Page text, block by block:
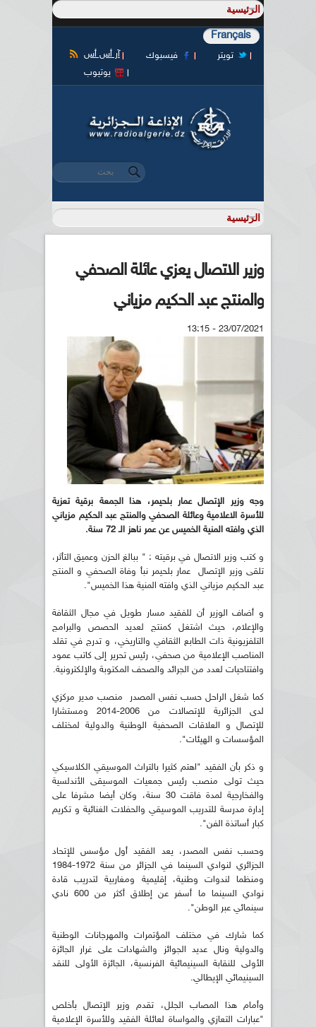
Français
آر أس أس فيسبوك
تويتر
يوتيوب
استمارة البحث
‏بحث ‏
وزير الاتصال يعزي عائلة الصحفي
والمنتج عبد الحكيم مزياني
23/07/2021 - 13:15
وجه وزير الإتصال عمار بلحيمر، هذا الجمعة برقية تعزية
للأسرة الاعلامية وعائلة الصحفي والمنتج عبد الحكيم مزياني
الذي وافته المنية الخميس عن عمر ناهز الـ 72 سنة.
و كتب وزير الاتصال في برقيته : " ببالغ الحزن وعميق التأثر،
تلقى وزير الإتصال عمار بلحيمر نبأ وفاة الصحفي و المنتج
عبد الحكيم مزياني الذي وافته المنية هذا الخميس".
و أضاف الوزير أن للفقيد مسار طويل في مجال الثقافة
والإعلام، حيث اشتغل كمنتج لعديد الحصص والبرامج
التلفزيونية ذات الطابع الثقافي والتاريخي، و تدرج في تقلد
المناصب الإعلامية من صحفي، رئيس تحرير إلى كاتب عمود
وافتتاحيات لعدد من الجرائد والصحف المكتوبة والإلكترونية.
كما شغل الراحل حسب نفس المصدر منصب مدير مركزي
لدى الجزائرية للإتصالات من 2006-2014 ومستشارا
للإتصال و العلاقات الصحفية الوطنية والدولية لمختلف
المؤسسات و الهيئات".
و ذكر بأن الفقيد "اهتم كثيرا بالتراث الموسيقي الكلاسيكي
حيث تولى منصب رئيس جمعيات الموسيقى الأندلسية
والفخارجية لمدة فاقت 30 سنة، وكان أيضا مشرفا على
إدارة مدرسة للتدريب الموسيقي والحفلات الغنائية و تكريم
كبار أساتذة الفن".
وحسب نفس المصدر، يعد الفقيد أول مؤسس للإتحاد
الجزائري لنوادي السينما في الجزائر من سنة 1972-1984
ومنظما لندوات وطنية، إقليمية ومغاربية لتدريب قادة
نوادي السينما ما أسفر عن إطلاق أكثر من 600 نادي
سينمائي عبر الوطن".
كما شارك في مختلف المؤتمرات والمهرجانات الوطنية
والدولية ونال عديد الجوائز والشهادات على غرار الجائزة
الأولى للنقابة السينيمائية الفرنسية، الجائزة الأولى للنقد
السينيمائي الإيطالي.
وأمام هذا المصاب الجلل، تقدم وزير الإتصال بأخلص
"عبارات التعازي والمواساة لعائلة الفقيد وللأسرة الإعلامية